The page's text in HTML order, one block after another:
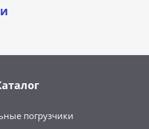
погрузчики